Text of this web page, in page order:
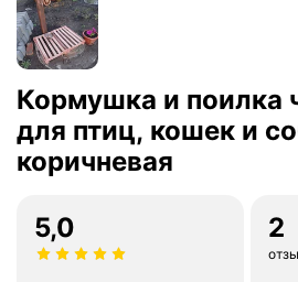
Кормушка и поилка
для птиц, кошек и
коричневая
5,0 2